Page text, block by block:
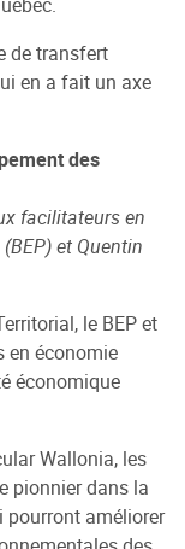
de transfert
en a fait un axe
des
facilitateurs en
et Quentin
le BEP et
en économie
économique
Wallonia, les
pionnier dans la
pourront améliorer